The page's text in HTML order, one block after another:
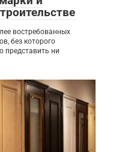
востребованных
без которого
представить ни